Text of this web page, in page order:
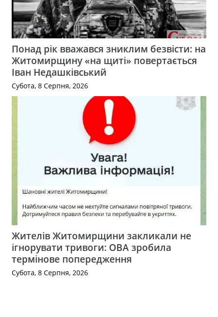
Понад рік вважався зниклим безвісти: на
Житомирщину «на щиті» повертається
Іван Недашківський
Субота, 8 Серпня, 2026
Жителів Житомирщини закликали не
ігнорувати тривоги: ОВА зробила
термінове попередження
Субота, 8 Серпня, 2026